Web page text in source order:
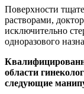
Поверхности
растворами,
исключительно
одноразового
области
следующие